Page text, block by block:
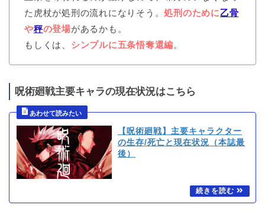
た虎杖が処刑の流れになりそう。処刑のために乙骨
や秤の登場があるかも。
もしくは、 シンプルに五条悟奪還編。
呪術廻戦主要キャラの現在状況はこちら
【呪術廻戦】主要キャラクター
の生存/死亡と現在状況（本誌最
後）